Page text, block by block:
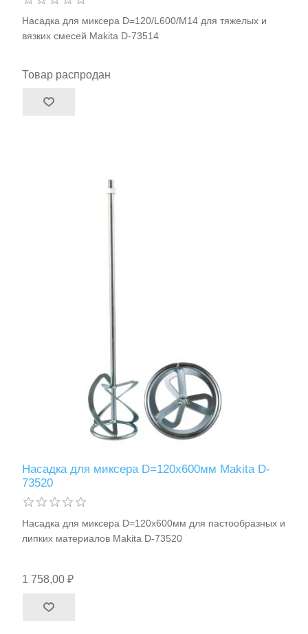
Насадка для миксера D=120/L600/M14 для тяжелых и
вязких смесей Makita D-73514
Товар распродан
Насадка для миксера D=120х600мм Makita D-
73520
Насадка для миксера D=120х600мм для пастообразных и
липких материалов Makita D-73520
1 758,00 ₽